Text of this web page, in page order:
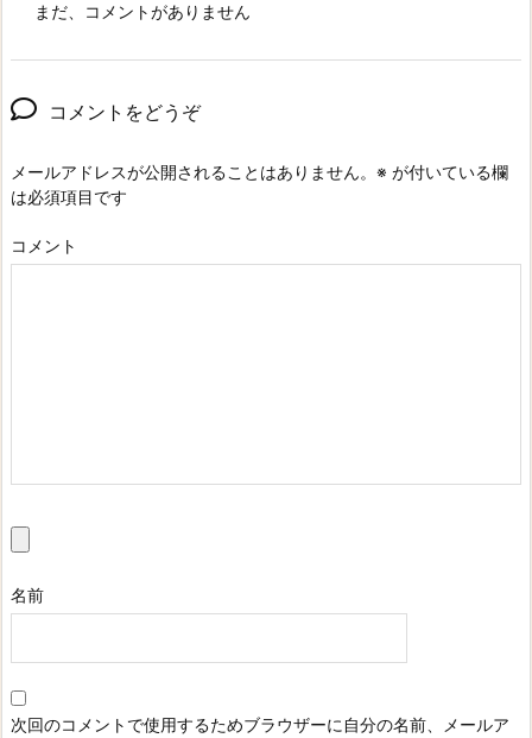
まだ、コメントがありません
コメントをどうぞ
メールアドレスが公開されることはありません。 ※ が付いている欄
は必須項目です
コメント
名前
次回のコメントで使用するためブラウザーに自分の名前、メールア